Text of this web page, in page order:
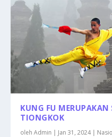
WARISAN BUDAYA
KUNG FU MERUPAKAN
TIONGKOK
olehAdmin | Jan 31, 2024|